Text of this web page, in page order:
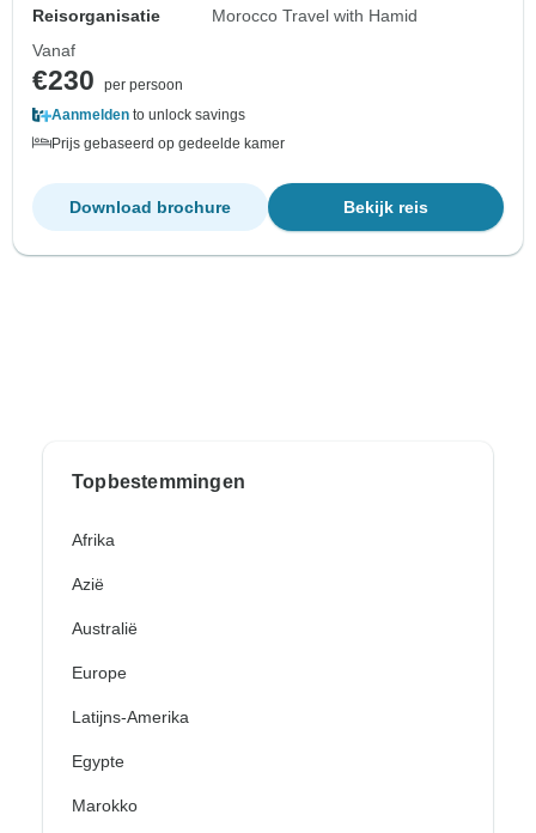
Reisorganisatie
Morocco Travel with Hamid
Vanaf
€230
per persoon
Aanmelden to unlock savings
Prijs gebaseerd op gedeelde kamer
Bekijk reis
Download brochure
Topbestemmingen
Afrika
Azië
Australië
Europe
Latijns-Amerika
Egypte
Marokko